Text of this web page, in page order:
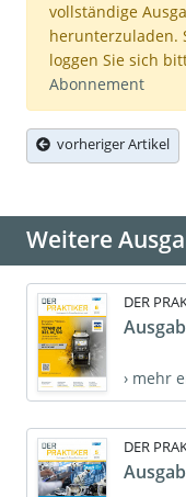
vollständige
herunterzuladen.
loggen Sie sich
Abonnement
vorheriger Artikel
Weitere
DER
› mehr
DER